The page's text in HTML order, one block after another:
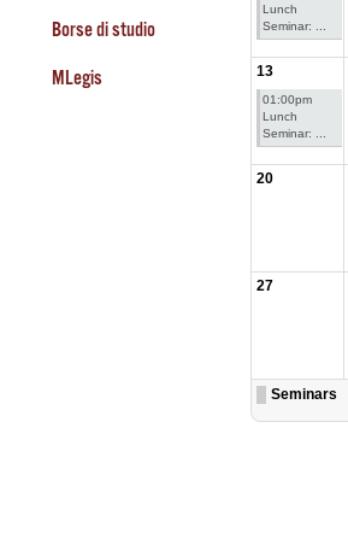
Borse di studio
MLegis
Lunch
Seminar: ...
13
01:00pm
Lunch
Seminar: ...
20
27
Seminars